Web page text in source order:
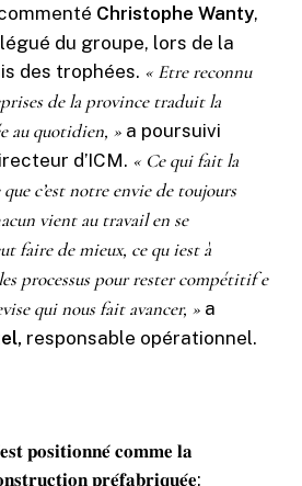
Christophe Wanty,
du groupe, lors de la
des trophées. « Etre reconnu
de la province traduit la
au quotidien, »a poursuivi
d’ICM. « Ce qui fait la
c’est notre envie de toujours
vient au travail en se
faire de mieux, ce qu iest à
processus pour rester compétitif e
qui nous fait avancer, »a
responsable opérationnel.
𝐩𝐨𝐬𝐢𝐭𝐢𝐨𝐧𝐧𝐞́ 𝐜𝐨𝐦𝐦𝐞 𝐥𝐚
𝐩𝐫𝐞́𝐟𝐚𝐛𝐫𝐢𝐪𝐮𝐞́𝐞: